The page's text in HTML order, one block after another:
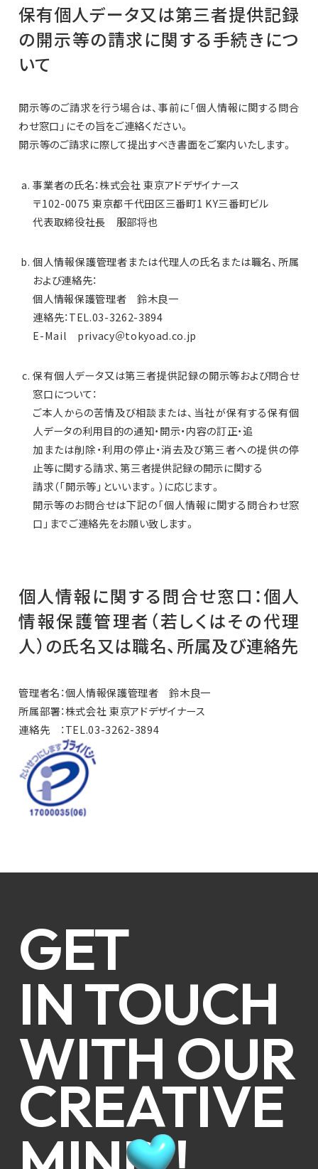
保有個人データ又は第三者提供記録
の開示等の請求に関する手続きにつ
いて
開示等のご請求を行う場合は、事前に「個人情報に関する問合
わせ窓口」にその旨をご連絡ください。
開示等のご請求に際して提出すべき書面をご案内いたします。
事業者の氏名：株式会社 東京アドデザイナース
〒102-0075 東京都千代田区三番町1 KY三番町ビル
代表取締役社長 服部将也
個人情報保護管理者または代理人の氏名または職名、所属
および連絡先：
個人情報保護管理者 鈴木良一
連絡先：TEL.03-3262-3894
E-Mail privacy＠tokyoad.co.jp
保有個人データ又は第三者提供記録の開示等および問合せ
窓口について：
ご本人からの苦情及び相談または、当社が保有する保有個
人データの利用目的の通知・開示・内容の訂正・追
加または削除・利用の停止・消去及び第三者への提供の停
止等に関する請求、第三者提供記録の開示に関する
請求（「開示等」といいます。）に応じます。
開示等のお問合せは下記の「個人情報に関する問合わせ窓
口」までご連絡先をお願い致します。
個人情報に関する問合せ窓口：個人
情報保護管理者（若しくはその代理
人）の氏名又は職名、所属及び連絡先
管理者名：個人情報保護管理者 鈴木良一
所属部署：株式会社 東京アドデザイナース
連絡先 ：TEL.03-3262-3894
GET
IN TOUCH
WITH OUR
CREATIVE